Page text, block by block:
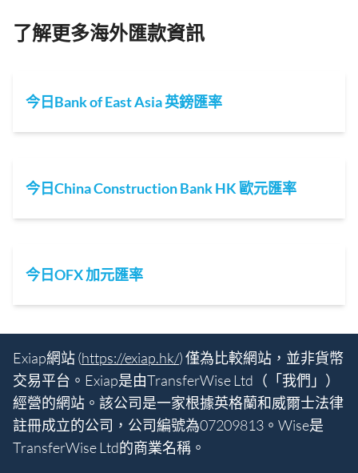
了解更多海外匯款資訊
今日Bank of East Asia 英鎊匯率
今日China Construction Bank HK 歐元匯率
今日OFX 加元匯率
Exiap網站 (https://exiap.hk/) 僅為比較網站，並非貨幣
交易平台。Exiap是由TransferWise Ltd（「我們」）
經營的網站。該公司是一家根據英格蘭和威爾士法律
註冊成立的公司，公司編號為07209813。Wise是
TransferWise Ltd的商業名稱。